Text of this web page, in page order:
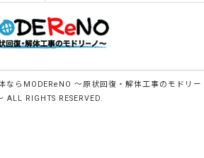
らMODEReNO ～原状回復・解体工事のモドリー
ALL RIGHTS RESERVED.